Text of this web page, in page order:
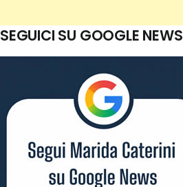
SEGUICI SU GOOGLE NEWS